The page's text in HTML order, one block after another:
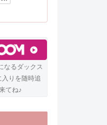
なるダックス
りを随時追
てね♪